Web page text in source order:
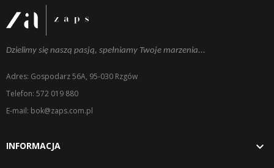
Dzielimy się naszą pasją, spełniamy Twoje marzenia...
Adres: Gospodarz 56A, 95-030 Rzgów
Telefon: 572 019 880
E-mail: bok@zaps.com.pl
INFORMACJA 